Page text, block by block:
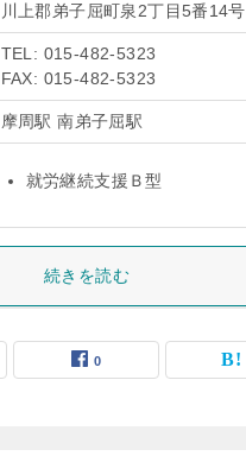
川上郡弟子屈町泉2丁目5番14号
TEL: 015-482-5323
FAX: 015-482-5323
摩周駅 南弟子屈駅
就労継続支援Ｂ型
続きを読む
0